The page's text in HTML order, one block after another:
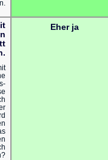
Eher ja